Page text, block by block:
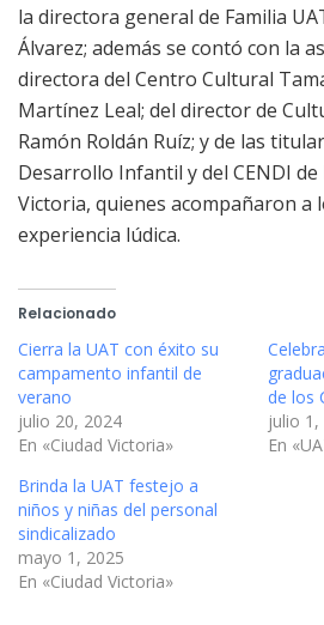
la directora general de Familia
Álvarez; además se contó con la
directora del Centro Cultural
Martínez Leal; del director de
Ramón Roldán Ruíz; y de las
Desarrollo Infantil y del CENDI de
Victoria, quienes acompañaron a
experiencia lúdica.
Relacionado
Cierra la UAT con éxito su
campamento infantil de
verano
julio 20, 2024
En «Ciudad Victoria»
de los
julio 1,
En
Brinda la UAT festejo a
niños y niñas del personal
sindicalizado
mayo 1, 2025
En «Ciudad Victoria»